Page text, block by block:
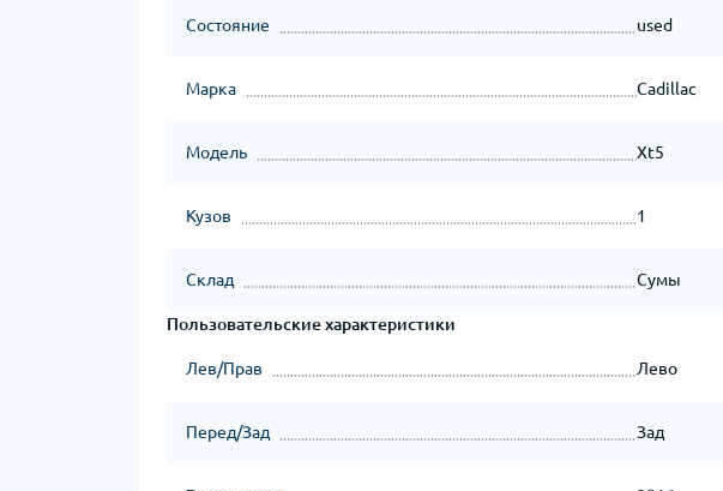
Состояние used
Марка Cadillac
Модель Xt5
Кузов 1
Склад Сумы
Пользовательские характеристики
Лев/Прав Лево
Перед/Зад Зад